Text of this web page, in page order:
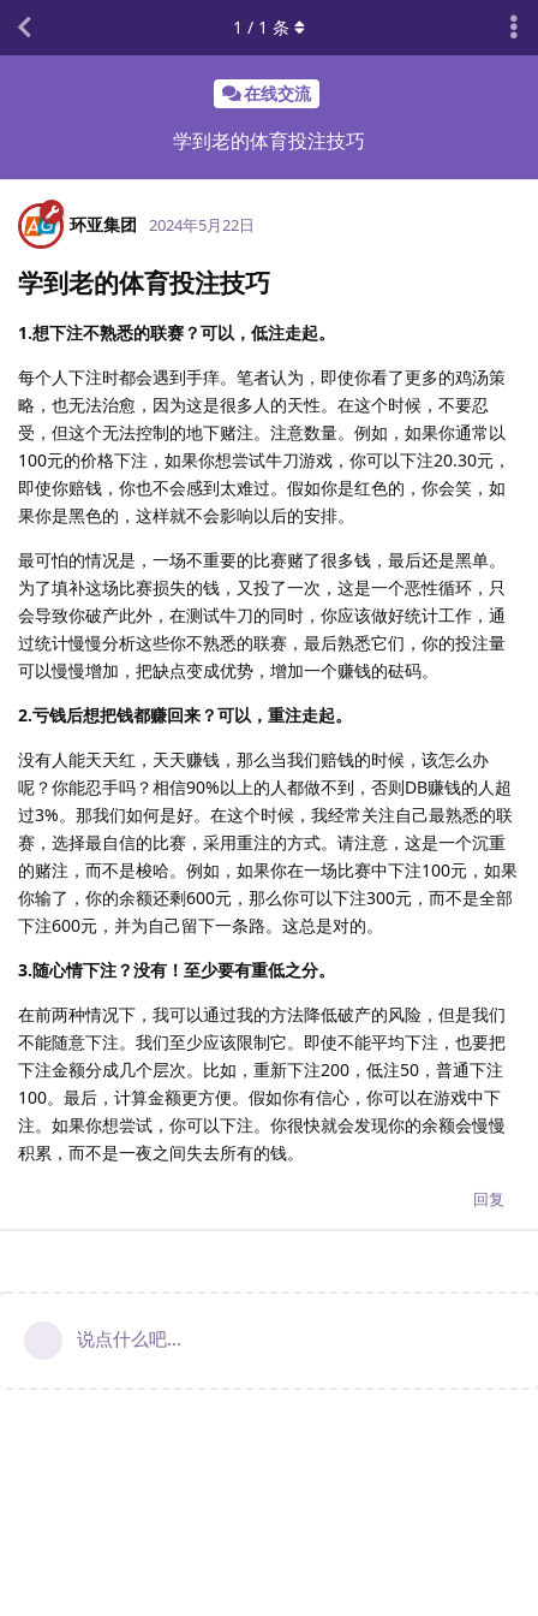
在线交流
学到老的体育投注技巧
1 / 1 条
环亚集团 2024年5月22日
学到老的体育投注技巧
1.想下注不熟悉的联赛？可以，低注走起。
每个人下注时都会遇到手痒。笔者认为，即使你看了更多的鸡汤策
略，也无法治愈，因为这是很多人的天性。在这个时候，不要忍
受，但这个无法控制的地下赌注。注意数量。例如，如果你通常以
100元的价格下注，如果你想尝试牛刀游戏，你可以下注20.30元，
即使你赔钱，你也不会感到太难过。假如你是红色的，你会笑，如
果你是黑色的，这样就不会影响以后的安排。
最可怕的情况是，一场不重要的比赛赌了很多钱，最后还是黑单。
为了填补这场比赛损失的钱，又投了一次，这是一个恶性循环，只
会导致你破产此外，在测试牛刀的同时，你应该做好统计工作，通
过统计慢慢分析这些你不熟悉的联赛，最后熟悉它们，你的投注量
可以慢慢增加，把缺点变成优势，增加一个赚钱的砝码。
2.亏钱后想把钱都赚回来？可以，重注走起。
没有人能天天红，天天赚钱，那么当我们赔钱的时候，该怎么办
呢？你能忍手吗？相信90%以上的人都做不到，否则DB赚钱的人超
过3%。那我们如何是好。在这个时候，我经常关注自己最熟悉的联
赛，选择最自信的比赛，采用重注的方式。请注意，这是一个沉重
的赌注，而不是梭哈。例如，如果你在一场比赛中下注100元，如果
你输了，你的余额还剩600元，那么你可以下注300元，而不是全部
下注600元，并为自己留下一条路。这总是对的。
3.随心情下注？没有！至少要有重低之分。
在前两种情况下，我可以通过我的方法降低破产的风险，但是我们
不能随意下注。我们至少应该限制它。即使不能平均下注，也要把
下注金额分成几个层次。比如，重新下注200，低注50，普通下注
100。最后，计算金额更方便。假如你有信心，你可以在游戏中下
注。如果你想尝试，你可以下注。你很快就会发现你的余额会慢慢
积累，而不是一夜之间失去所有的钱。
回复
说点什么吧...